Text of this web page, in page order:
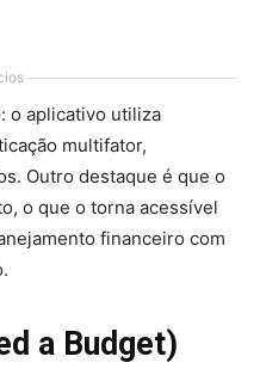
o aplicativo utiliza
multifator,
Outro destaque é que o
o que o torna acessível
financeiro com
a Budget)